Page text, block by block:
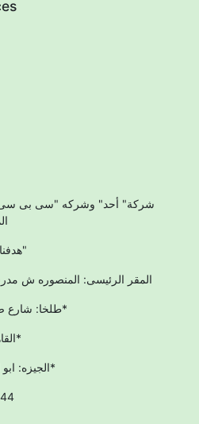
شركة" أحد" وشركه "سى بى سى"
"هدفنا اعلي جوده مقابل احسن سعر"
المقر الرئيسى: المنصوره ش
طلخا: شارع صلاح سالم بجوار وكاله المنصوره*
القاهره: درب سعاده سنتر الاشراف*
الجيزه: ابو النمرس بجوار مسجد المصطفي*